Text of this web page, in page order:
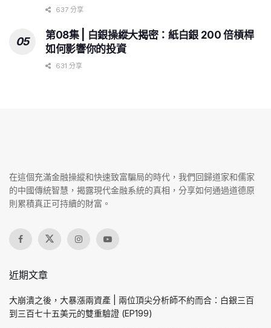
637 分享
第08集 | 白銀操縱大揭密：紙白銀 200 倍槓桿
如何影響你的投資
631 分享
在這個充滿金融操縱和快速致富騙局的時代，我們回歸道家和儒家
的中國傳統智慧，揭露現代金融系統的真相，分享如何通過道德原
則累積真正可持續的財富。
近期文章
大崩潰之後，大暴漲兩資產 | 兩位頂尖分析師不約而合：白銀三百
到三百七十五美元的雙重驗證 (EP199)